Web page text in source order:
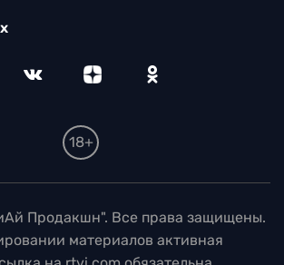
18+
Продакшн". Все права защищены.
материалов активная